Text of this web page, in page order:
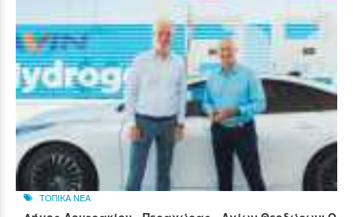
ΤΟΠΙΚΑ ΝΕΑ